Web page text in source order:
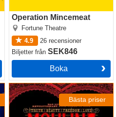
Operation Mincemeat
Fortune Theatre
4.9
26 recensioner
BiljetterfrånSEK846
Boka
Bästa priser
Moulin Rouge! The Musical